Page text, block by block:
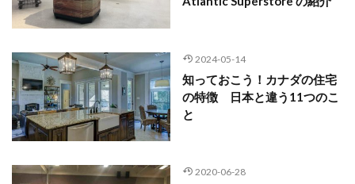
2024-05-14
知っておこう！カナダの住宅
の特徴 日本と違う11つのこ
と
2020-06-28